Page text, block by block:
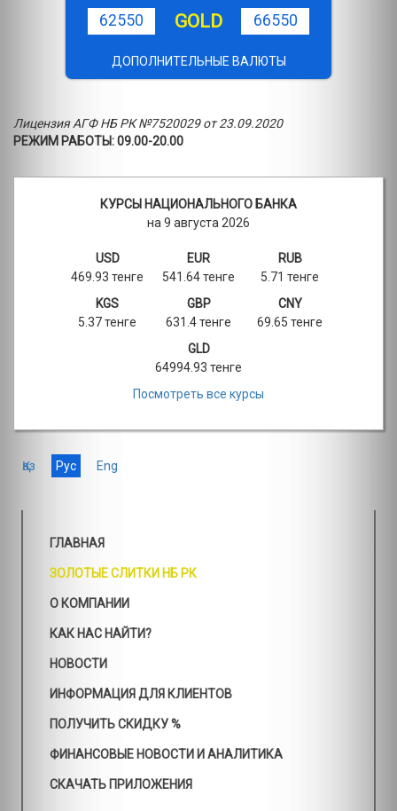
62550
GOLD 66550
ДОПОЛНИТЕЛЬНЫЕ ВАЛЮТЫ
Лицензия АГФ НБ РК №7520029 от 23.09.2020
РЕЖИМ РАБОТЫ: 09.00-20.00
КУРСЫ НАЦИОНАЛЬНОГО БАНКА
на 9 августа 2026
USD
469.93 тенге
EUR
541.64 тенге
RUB
5.71 тенге
KGS
5.37 тенге
GBP
631.4 тенге
CNY
69.65 тенге
GLD
64994.93 тенге
Посмотреть все курсы
Қаз Рус Eng
ГЛАВНАЯ
ЗОЛОТЫЕ СЛИТКИ НБ РК
О КОМПАНИИ
КАК НАС НАЙТИ?
НОВОСТИ
ИНФОРМАЦИЯ ДЛЯ КЛИЕНТОВ
ПОЛУЧИТЬ СКИДКУ %
ФИНАНСОВЫЕ НОВОСТИ И АНАЛИТИКА
СКАЧАТЬ ПРИЛОЖЕНИЯ